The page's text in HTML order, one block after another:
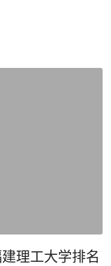
理工大学排名